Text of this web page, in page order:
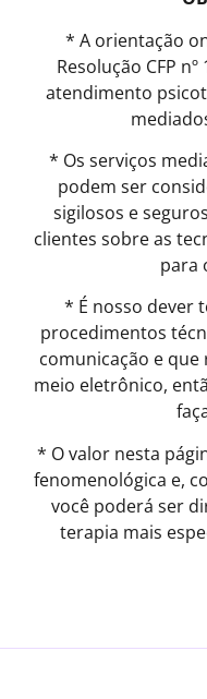
* A orientação
Resolução CFP
atendimento
* Os serviços
podem ser
sigilosos e
clientes sobre as
para
* É nosso dever
procedimentos
comunicação e
meio eletrônico,
* O valor nesta
fenomenológica e,
você poderá ser
terapia mais